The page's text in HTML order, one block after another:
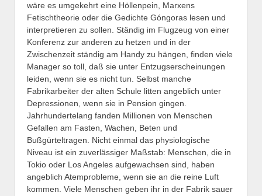
wäre es umgekehrt eine Höllenpein, Marxens
Fetischtheorie oder die Gedichte Góngoras lesen und
interpretieren zu sollen. Ständig im Flugzeug von einer
Konferenz zur anderen zu hetzen und in der
Zwischenzeit ständig am Handy zu hängen, finden viele
Manager so toll, daß sie unter Entzugserscheinungen
leiden, wenn sie es nicht tun. Selbst manche
Fabrikarbeiter der alten Schule litten angeblich unter
Depressionen, wenn sie in Pension gingen.
Jahrhundertelang fanden Millionen von Menschen
Gefallen am Fasten, Wachen, Beten und
Bußgürteltragen. Nicht einmal das physiologische
Niveau ist ein zuverlässiger Maßstab: Menschen, die in
Tokio oder Los Angeles aufgewachsen sind, haben
angeblich Atemprobleme, wenn sie an die reine Luft
kommen. Viele Menschen geben ihr in der Fabrik sauer